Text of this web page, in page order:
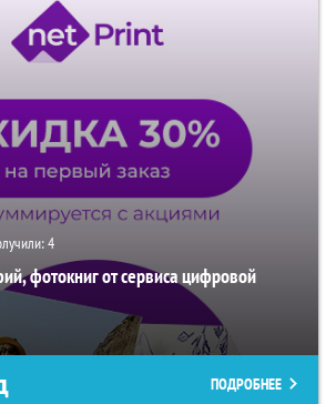
4
фотокниг от сервиса цифровой
ПОДРОБНЕЕ